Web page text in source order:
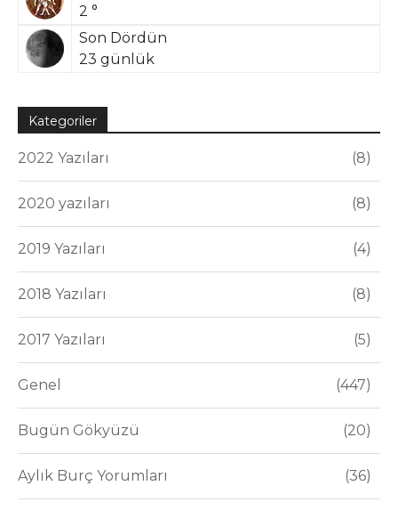
2 °
Son Dördün
23 günlük
Kategoriler
2022 Yazıları 8
2020 yazıları 8
2019 Yazıları 4
2018 Yazıları 8
2017 Yazıları 5
Genel 447
Bugün Gökyüzü 20
Aylık Burç Yorumları 36